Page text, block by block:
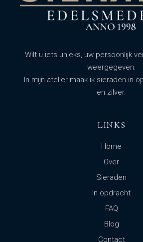
Wilt u iets unieks, uw persoonlijk
weergegeven.
In mijn atelier maak ik sieraden in
en zilver.
LINKS
Home
Over
Sieraden
In opdracht
FAQ
Blog
Contact